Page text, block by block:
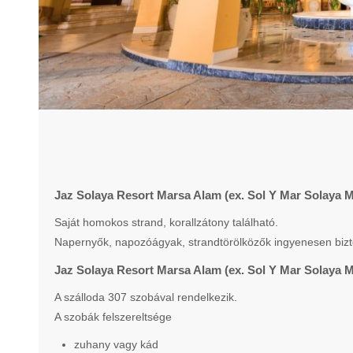
Jaz Solaya Resort Marsa Alam (ex. Sol Y Mar Solaya
Saját homokos strand, korallzátony található.
Napernyők, napozóágyak, strandtörölközők ingyenesen
Jaz Solaya Resort Marsa Alam (ex. Sol Y Mar Solaya
A szálloda 307 szobával rendelkezik.
A szobák felszereltsége
zuhany vagy kád